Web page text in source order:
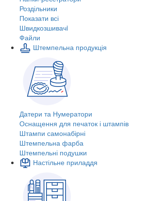
Роздільники
Показати всі
Швидкозшивачi
Файли
Штемпельна продукція
Датери та Нумератори
Оснащення для печаток і штампів
Штампи самонабірні
Штемпельна фарба
Штемпельні подушки
Настільне приладдя